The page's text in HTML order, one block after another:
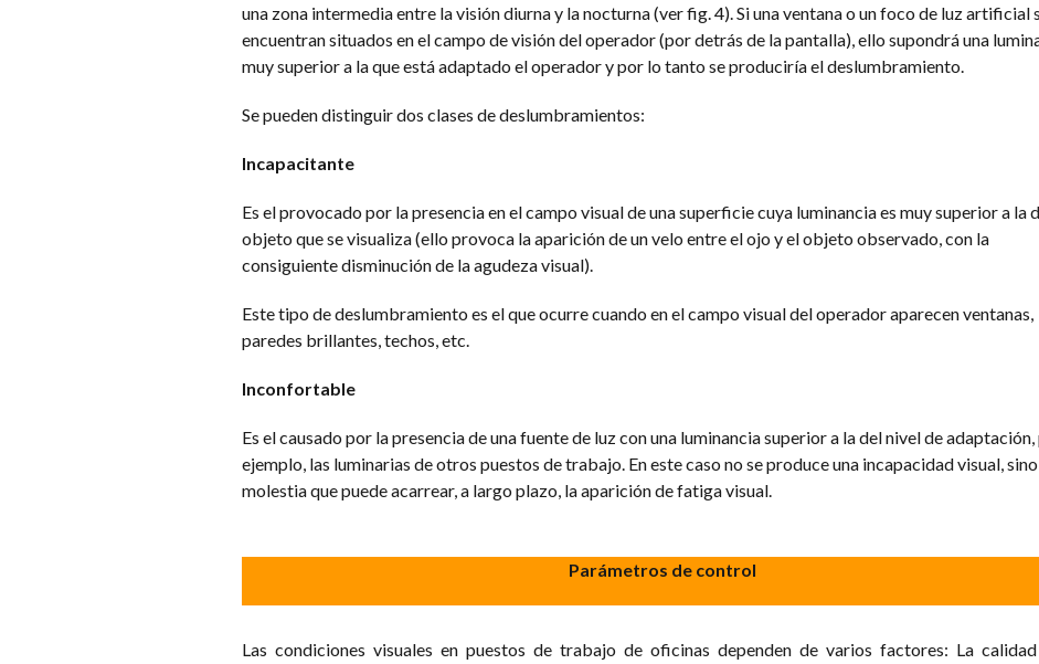
una zona intermedia entre la visión diurna y la nocturna (ver fig. 4). Si una ventana o un foco de luz artificial
encuentran situados en el campo de visión del operador (por detrás de la pantalla), ello supondrá una
muy superior a la que está adaptado el operador y por lo tanto se produciría el deslumbramiento.
Se pueden distinguir dos clases de deslumbramientos:
Incapacitante
Es el provocado por la presencia en el campo visual de una superficie cuya luminancia es muy superior a la
objeto que se visualiza (ello provoca la aparición de un velo entre el ojo y el objeto observado, con la
consiguiente disminución de la agudeza visual).
Este tipo de deslumbramiento es el que ocurre cuando en el campo visual del operador aparecen ventanas,
paredes brillantes, techos, etc.
Inconfortable
Es el causado por la presencia de una fuente de luz con una luminancia superior a la del nivel de
ejemplo, las luminarias de otros puestos de trabajo. En este caso no se produce una incapacidad visual,
molestia que puede acarrear, a largo plazo, la aparición de fatiga visual.
Parámetros de control
Las condiciones visuales en puestos de trabajo de oficinas dependen de varios factores: La